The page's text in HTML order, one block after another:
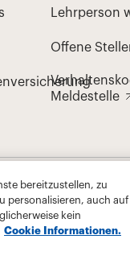
bereitzustellen, zu
personalisieren, auch auf
kein
Cookie Informationen.